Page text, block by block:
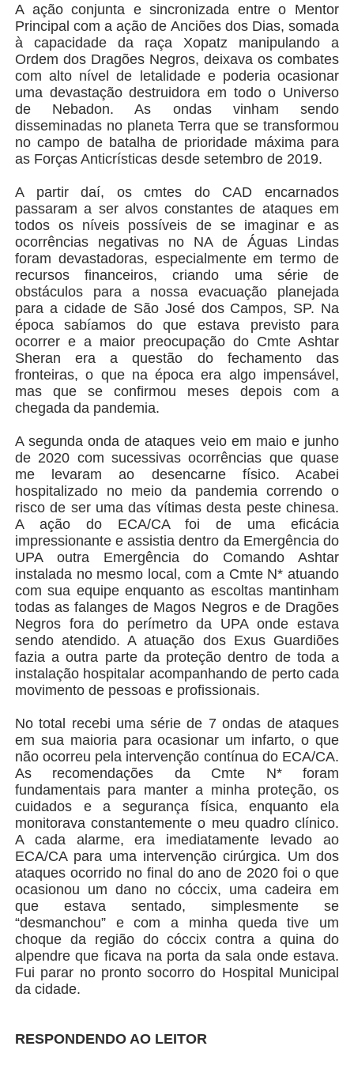
A ação conjunta e sincronizada entre o Mentor
Principal com a ação de Anciões dos Dias, somada
à capacidade da raça Xopatz manipulando a
Ordem dos Dragões Negros, deixava os combates
com alto nível de letalidade e poderia ocasionar
uma devastação destruidora em todo o Universo
de Nebadon. As ondas vinham sendo
disseminadas no planeta Terra que se transformou
no campo de batalha de prioridade máxima para
as Forças Anticrísticas desde setembro de 2019.
A partir daí, os cmtes do CAD encarnados
passaram a ser alvos constantes de ataques em
todos os níveis possíveis de se imaginar e as
ocorrências negativas no NA de Águas Lindas
foram devastadoras, especialmente em termo de
recursos financeiros, criando uma série de
obstáculos para a nossa evacuação planejada
para a cidade de São José dos Campos, SP. Na
época sabíamos do que estava previsto para
ocorrer e a maior preocupação do Cmte Ashtar
Sheran era a questão do fechamento das
fronteiras, o que na época era algo impensável,
mas que se confirmou meses depois com a
chegada da pandemia.
A segunda onda de ataques veio em maio e junho
de 2020 com sucessivas ocorrências que quase
me levaram ao desencarne físico. Acabei
hospitalizado no meio da pandemia correndo o
risco de ser uma das vítimas desta peste chinesa.
A ação do ECA/CA foi de uma eficácia
impressionante e assistia dentro da Emergência do
UPA outra Emergência do Comando Ashtar
instalada no mesmo local, com a Cmte N* atuando
com sua equipe enquanto as escoltas mantinham
todas as falanges de Magos Negros e de Dragões
Negros fora do perímetro da UPA onde estava
sendo atendido. A atuação dos Exus Guardiões
fazia a outra parte da proteção dentro de toda a
instalação hospitalar acompanhando de perto cada
movimento de pessoas e profissionais.
No total recebi uma série de 7 ondas de ataques
em sua maioria para ocasionar um infarto, o que
não ocorreu pela intervenção contínua do ECA/CA.
As recomendações da Cmte N* foram
fundamentais para manter a minha proteção, os
cuidados e a segurança física, enquanto ela
monitorava constantemente o meu quadro clínico.
A cada alarme, era imediatamente levado ao
ECA/CA para uma intervenção cirúrgica. Um dos
ataques ocorrido no final do ano de 2020 foi o que
ocasionou um dano no cóccix, uma cadeira em
que estava sentado, simplesmente se
“desmanchou” e com a minha queda tive um
choque da região do cóccix contra a quina do
alpendre que ficava na porta da sala onde estava.
Fui parar no pronto socorro do Hospital Municipal
da cidade.
RESPONDENDO AO LEITOR